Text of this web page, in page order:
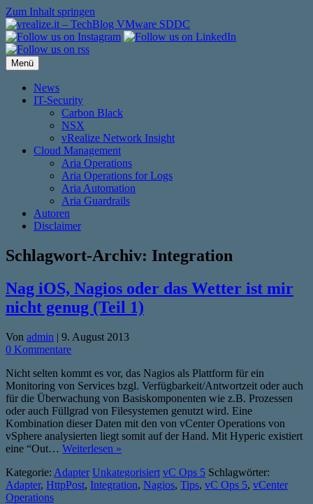
Zum Inhalt springen
Menü
News
IT-Security
Carbon Black
NSX
vRealize Network Insight
Cloud Management
Aria Operations
Aria Operations for Logs
Aria Automation
Aria Guardrails
Autoren
Disclaimer
Schlagwort-Archiv: Integration
Nag iOS, Nagios oder das Wetter ist mir
nicht genug (Teil 1)
Von admin | 9. August 2013
0 Kommentare
Nicht selten kommt es vor, das Nagios als Plattform für ein
Monitoring von Services bzgl. Verfügbarkeit/Antwortzeit oder auch
für die Überwachung von Basiskomponenten wie z.B. Prozessen
oder auch Füllgrad von Filesystemen genutzt wird. Eine
Kombination dieser Daten mit den von vCenter Operations von
vSphere analysierten liegt somit auf der Hand. Mit Hyperic existiert
eine “Out… Weiterlesen »
Kategorie: Adapter Unkategorisiert vC Ops 5 Schlagwörter:
Adapter, HttpPost, Integration, Nagios, Tips, vC Ops 5, vCenter
Operations